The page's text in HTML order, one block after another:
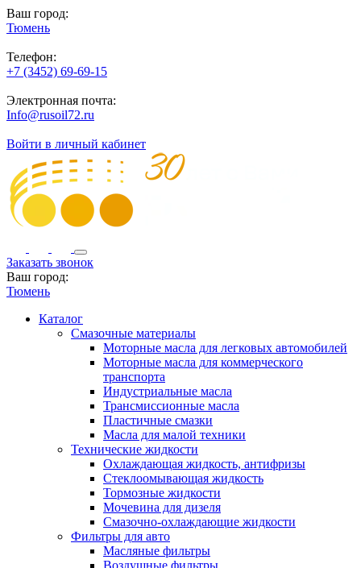
Ваш город:
Тюмень
Телефон:
+7 (3452) 69-69-15
Электронная почта:
Info@rusoil72.ru
Войти в личный кабинет
Заказать звонок
Ваш город:
Тюмень
Каталог
Смазочные материалы
Моторные масла для легковых автомобилей
Моторные масла для коммерческого
транспорта
Индустриальные масла
Трансмиссионные масла
Пластичные смазки
Масла для малой техники
Технические жидкости
Охлаждающая жидкость, антифризы
Стеклоомывающая жидкость
Тормозные жидкости
Мочевина для дизеля
Смазочно-охлаждающие жидкости
Фильтры для авто
Масляные фильтры
Воздушные фильтры